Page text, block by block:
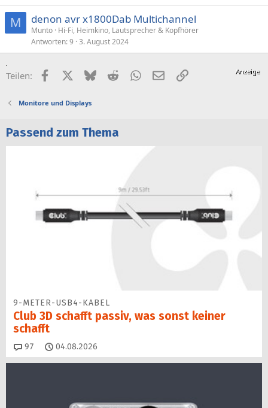
M denon avr x1800Dab Multichannel
Munto Hi-Fi, Heimkino, Lautsprecher & Kopfhörer
Antworten 9 3. August 2024
Teilen: FacebookX (Twitter)
BlueskyRedditWhatsApp
E-MailLink
Monitore und Displays
Passend zum Thema
9-METER-USB4-KABEL
Club 3D schafft passiv, was sonst keiner
schafft
97 Kommentare
04.08.2026